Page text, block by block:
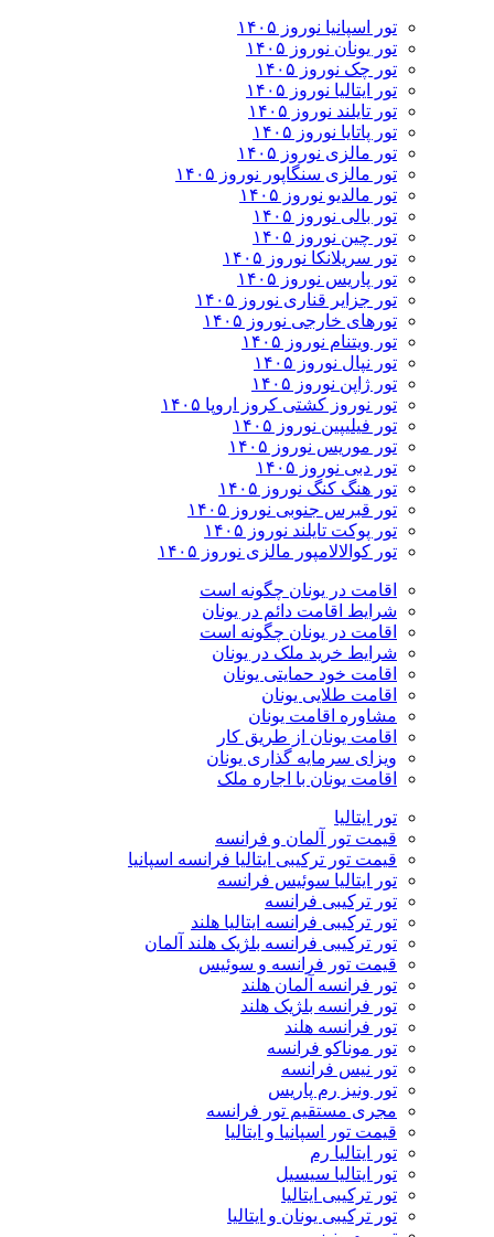
تور اسپانیا نوروز ۱۴۰۵
تور یونان نوروز ۱۴۰۵
تور چک نوروز ۱۴۰۵
تور ایتالیا نوروز ۱۴۰۵
تور تایلند نوروز ۱۴۰۵
تور پاتایا نوروز ۱۴۰۵
تور مالزی نوروز ۱۴۰۵
تور مالزی سنگاپور نوروز ۱۴۰۵
تور مالدیو نوروز ۱۴۰۵
تور بالی نوروز ۱۴۰۵
تور چين نوروز ۱۴۰۵
تور سریلانکا نوروز ۱۴۰۵
تور پاریس نوروز ۱۴۰۵
تور جزایر قناری نوروز ۱۴۰۵
تورهای خارجی نوروز ۱۴۰۵
تور ویتنام نوروز ۱۴۰۵
تور نپال نوروز ۱۴۰۵
تور ژاپن نوروز ۱۴۰۵
تور نوروز کشتی کروز اروپا ۱۴۰۵
تور فیلیپین نوروز ۱۴۰۵
تور موریس نوروز ۱۴۰۵
تور دبی نوروز ۱۴۰۵
تور هنگ کنگ نوروز ۱۴۰۵
تور قبرس جنوبی نوروز ۱۴۰۵
تور پوکت تایلند نوروز ۱۴۰۵
تور کوالالامپور مالزی نوروز ۱۴۰۵
اقامت در یونان چگونه است
شرایط اقامت دائم در یونان
اقامت در یونان چگونه است
شرایط خرید ملک در یونان
اقامت خود حمایتی یونان
اقامت طلایی یونان
مشاوره اقامت یونان
اقامت یونان از طریق کار
ویزای سرمایه گذاری یونان
اقامت یونان با اجاره ملک
تور ایتالیا
قیمت تور آلمان و فرانسه
قیمت تور ترکیبی ایتالیا فرانسه اسپانیا
تور ایتالیا سوئیس فرانسه
تور ترکیبی فرانسه
تور ترکیبی فرانسه ایتالیا هلند
تور ترکیبی فرانسه بلژیک هلند آلمان
قیمت تور فرانسه و سوئیس
تور فرانسه آلمان هلند
تور فرانسه بلژیک هلند
تور فرانسه هلند
تور موناکو فرانسه
تور نیس فرانسه
تور ونیز رم پاریس
مجری مستقیم تور فرانسه
قیمت تور اسپانیا و ایتالیا
تور ایتالیا رم
تور ایتالیا سیسیل
تور ترکیبی ایتالیا
تور ترکیبی یونان و ایتالیا